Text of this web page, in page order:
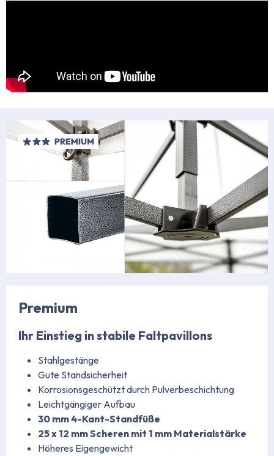
Premium
Ihr Einstieg in stabile Faltpavillons
Stahlgestänge
Gute Standsicherheit
Korrosionsgeschützt durch Pulverbeschichtung
Leichtgängiger Aufbau
30 mm 4-Kant-Standfüße
25 x 12 mm Scheren mit 1 mm Materialstärke
Höheres Eigengewicht